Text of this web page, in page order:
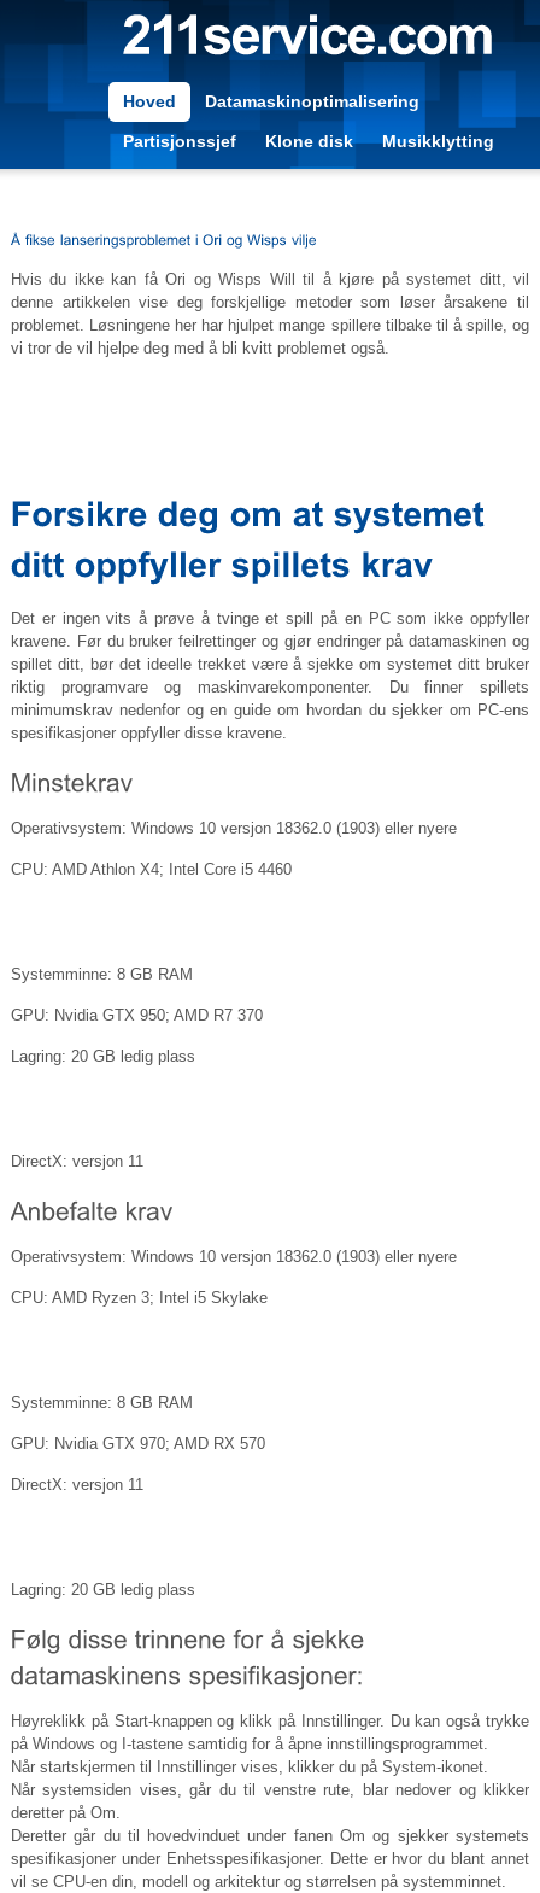
Hoved Datamaskinoptimalisering
Partisjonssjef Klone disk Musikklytting
Hvis du ikke kan få Ori og Wisps Will til å kjøre på systemet ditt, vil
denne artikkelen vise deg forskjellige metoder som løser årsakene til
problemet. Løsningene her har hjulpet mange spillere tilbake til å spille, og
vi tror de vil hjelpe deg med å bli kvitt problemet også.
Det er ingen vits å prøve å tvinge et spill på en PC som ikke oppfyller
kravene. Før du bruker feilrettinger og gjør endringer på datamaskinen og
spillet ditt, bør det ideelle trekket være å sjekke om systemet ditt bruker
riktig programvare og maskinvarekomponenter. Du finner spillets
minimumskrav nedenfor og en guide om hvordan du sjekker om PC-ens
spesifikasjoner oppfyller disse kravene.
Operativsystem: Windows 10 versjon 18362.0 (1903) eller nyere
CPU: AMD Athlon X4; Intel Core i5 4460
Systemminne: 8 GB RAM
GPU: Nvidia GTX 950; AMD R7 370
Lagring: 20 GB ledig plass
DirectX: versjon 11
Operativsystem: Windows 10 versjon 18362.0 (1903) eller nyere
CPU: AMD Ryzen 3; Intel i5 Skylake
Systemminne: 8 GB RAM
GPU: Nvidia GTX 970; AMD RX 570
DirectX: versjon 11
Lagring: 20 GB ledig plass
Høyreklikk på Start-knappen og klikk på Innstillinger. Du kan også trykke
på Windows og I-tastene samtidig for å åpne innstillingsprogrammet.
Når startskjermen til Innstillinger vises, klikker du på System-ikonet.
Når systemsiden vises, går du til venstre rute, blar nedover og klikker
deretter på Om.
Deretter går du til hovedvinduet under fanen Om og sjekker systemets
spesifikasjoner under Enhetsspesifikasjoner. Dette er hvor du blant annet
vil se CPU-en din, modell og arkitektur og størrelsen på systemminnet.